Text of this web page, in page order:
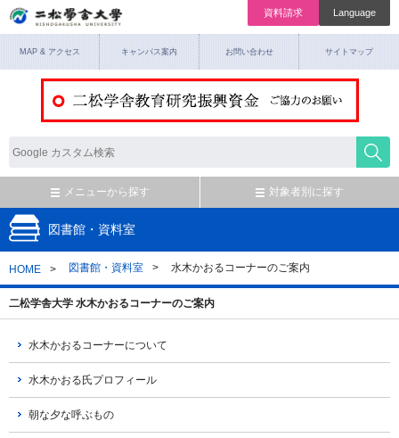
資料請求 Language
MAP & アクセス キャンパス案内 お問い合わせ サイトマップ
メニューから探す 対象者別に探す
図書館・資料室
HOME 図書館・資料室 水木かおるコーナーのご案内
二松学舎大学 水木かおるコーナーのご案内
水木かおるコーナーについて
水木かおる氏プロフィール
朝な夕な呼ぶもの